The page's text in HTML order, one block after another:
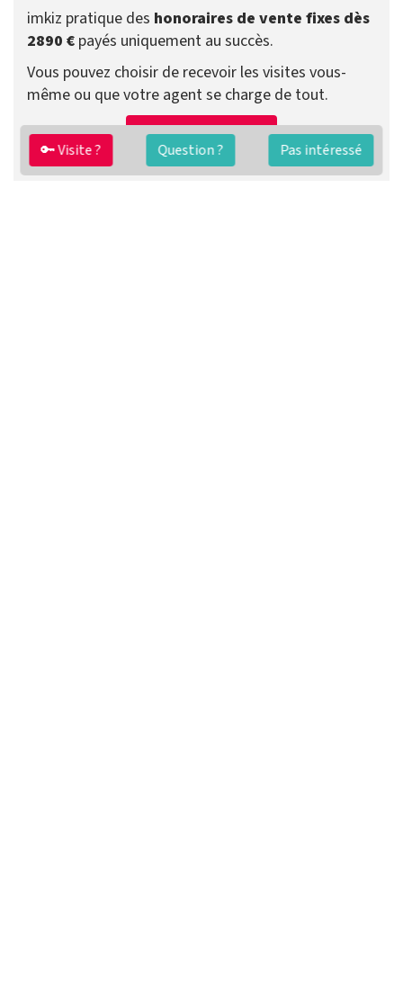
🔑 Visite ? Question ? Pas intéressé
imkiz pratique des honoraires de vente fixes dès
2890 € payés uniquement au succès.
Vous pouvez choisir de recevoir les visites vous-
même ou que votre agent se charge de tout.
Préparer ma vente
Contacter un agent